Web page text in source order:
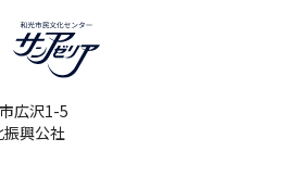
広沢1-5
興公社